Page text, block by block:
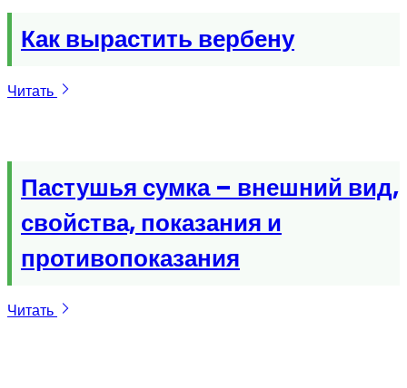
Как вырастить вербену
Читать
Пастушья сумка – внешний вид,
свойства, показания и
противопоказания
Читать